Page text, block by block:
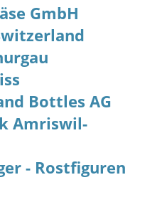
GmbH
Bottles AG
Amriswil-
- Rostfiguren